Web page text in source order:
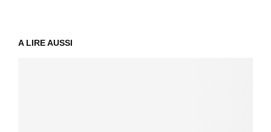
A LIRE AUSSI